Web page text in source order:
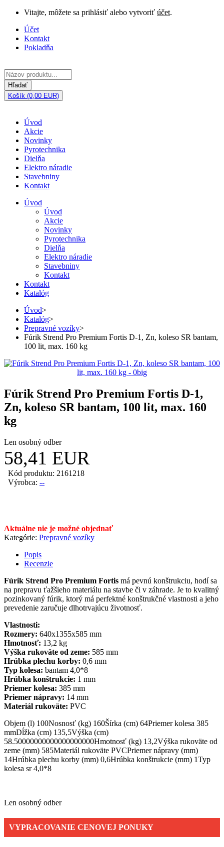
Vitajte, môžete sa prihlásiť alebo vytvoriť účet.
Účet
Kontakt
Pokladňa
Hľadať
Košík (0,00 EUR)
Úvod
Akcie
Novinky
Pyrotechnika
Dielňa
Elektro náradie
Stavebniny
Kontakt
Úvod
Úvod
Akcie
Novinky
Pyrotechnika
Dielňa
Elektro náradie
Stavebniny
Kontakt
Kontakt
Katalóg
Úvod>
Katalóg>
Prepravné vozíky>
Fúrik Strend Pro Premium Fortis D-1, Zn, koleso SR bantam,
100 lit, max. 160 kg
Fúrik Strend Pro Premium Fortis D-1,
Zn, koleso SR bantam, 100 lit, max. 160
kg
Len osobný odber
58,41 EUR
Kód produktu: 2161218
Výrobca: --
Aktuálne nie je možné objednať
Kategórie: Prepravné vozíky
Popis
Recenzie
Fúrik Strend Pro Premium Fortis má pevnú konštrukciu, hodí sa
na prepravu ťažšieho materiálu na stavbe či v záhrade. Je to kvalitný
pozinkovaný fúrik, ktorý má perfektné konštrukčné vlastnosti a jeho
prevedenie zaručuje dlhotrvajúcu životnosť.
Vlastnosti:
Rozmery: 640x1355x585 mm
Hmotnosť: 13,2 kg
Výška rukoväte od zeme: 585 mm
Hrúbka plechu korby: 0,6 mm
Typ kolesa: bantam 4,0*8
Hrúbka konštrukcie: 1 mm
Priemer kolesa: 385 mm
Priemer nápravy: 14 mm
Materiál rukoväte: PVC
Objem (l) 100Nosnosť (kg) 160Šírka (cm) 64Priemer kolesa 385
mmDĺžka (cm) 135,5Výška (cm)
58.50000000000000000000Hmotnosť (kg) 13,2Výška rukoväte od
zeme (mm) 585Materiál rukoväte PVCPriemer nápravy (mm)
14Hrúbka plechu korby (mm) 0,6Hrúbka konštrukcie (mm) 1Typ
kolesa sr 4,0*8
Len osobný odber
VYPRACOVANIE CENOVEJ PONUKY